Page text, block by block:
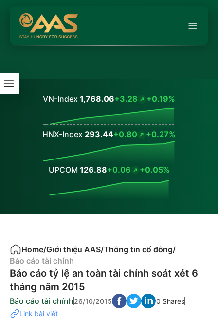
VN-Index 1,768.06+3.28 +0.19%
HNX-Index 293.44+0.80 +0.27%
UPCOM 126.88+0.06 +0.05%
Home/Giới thiệu AAS/Thông tin cổ đông/
Báo cáo tài chính
Báo cáo tỷ lệ an toàn tài chính soát xét 6
tháng năm 2015
Báo cáo tài chính26/10/2015
0 Shares
Link bài viết